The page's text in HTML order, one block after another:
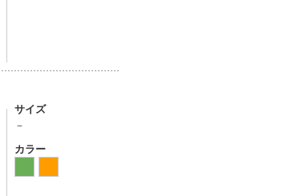
サイズ
－
カラー